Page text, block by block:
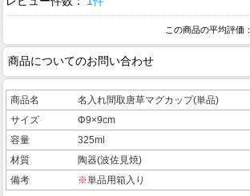
この商品の平均評価：
商品についてのお問い合わせ
商品名
名入れ間取唐草マグカップ(単品)
サイズ
Φ9×9cm
容量
325ml
材質
陶器(波佐見焼)
備考
※単品用箱入り